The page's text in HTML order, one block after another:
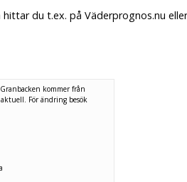
du t.ex. på Väderprognos.nu
kommer från
aktuell. För ändring besök